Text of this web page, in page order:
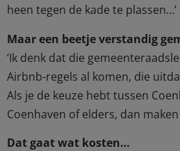
heen tegen de kade te plassen…’
Maar een beetje verstandig
‘Ik denk dat die
Airbnb-regels al komen, die
Als je de keuze hebt tussen
Coenhaven of elders, dan
Dat gaat wat kosten…